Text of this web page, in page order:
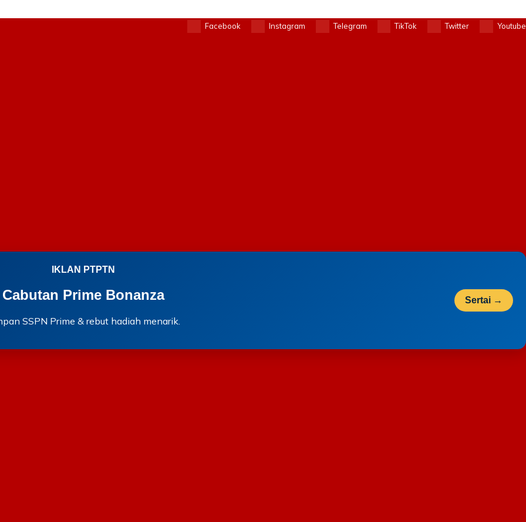
Facebook Instagram Telegram TikTok Twitter Youtube
IKLAN PTPTN
Cabutan Prime Bonanza
SSPN Prime & rebut hadiah menarik.
Sertai →